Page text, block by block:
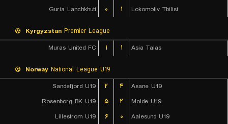
Guria Lanchkhuti
۰ ۱ Lokomotiv Tbilisi
Kyrgyzstan Premier League
Muras United FC
۱ ۱ Asia Talas
Norway National League U19
Sandefjord U19
۲ ۴
Asane U19
Rosenborg BK U19
۵ ۲
Molde U19
Lillestrom U19
۶ ۰
Aalesund U19